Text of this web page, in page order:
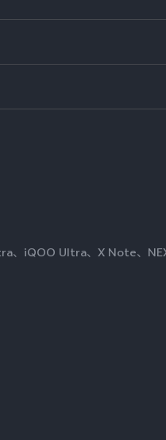
、iQOO Ultra、X Note、